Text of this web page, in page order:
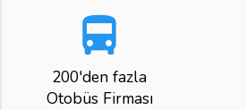
directions_bus
200'den fazla
Otobüs Firması